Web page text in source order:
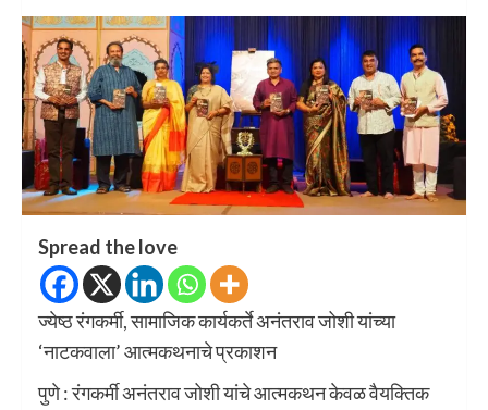
Spread the love
ज्येष्ठ रंगकर्मी, सामाजिक कार्यकर्ते अनंतराव जोशी यांच्या
‘नाटकवाला’ आत्मकथनाचे प्रकाशन
पुणे : रंगकर्मी अनंतराव जोशी यांचे आत्मकथन केवळ वैयक्तिक